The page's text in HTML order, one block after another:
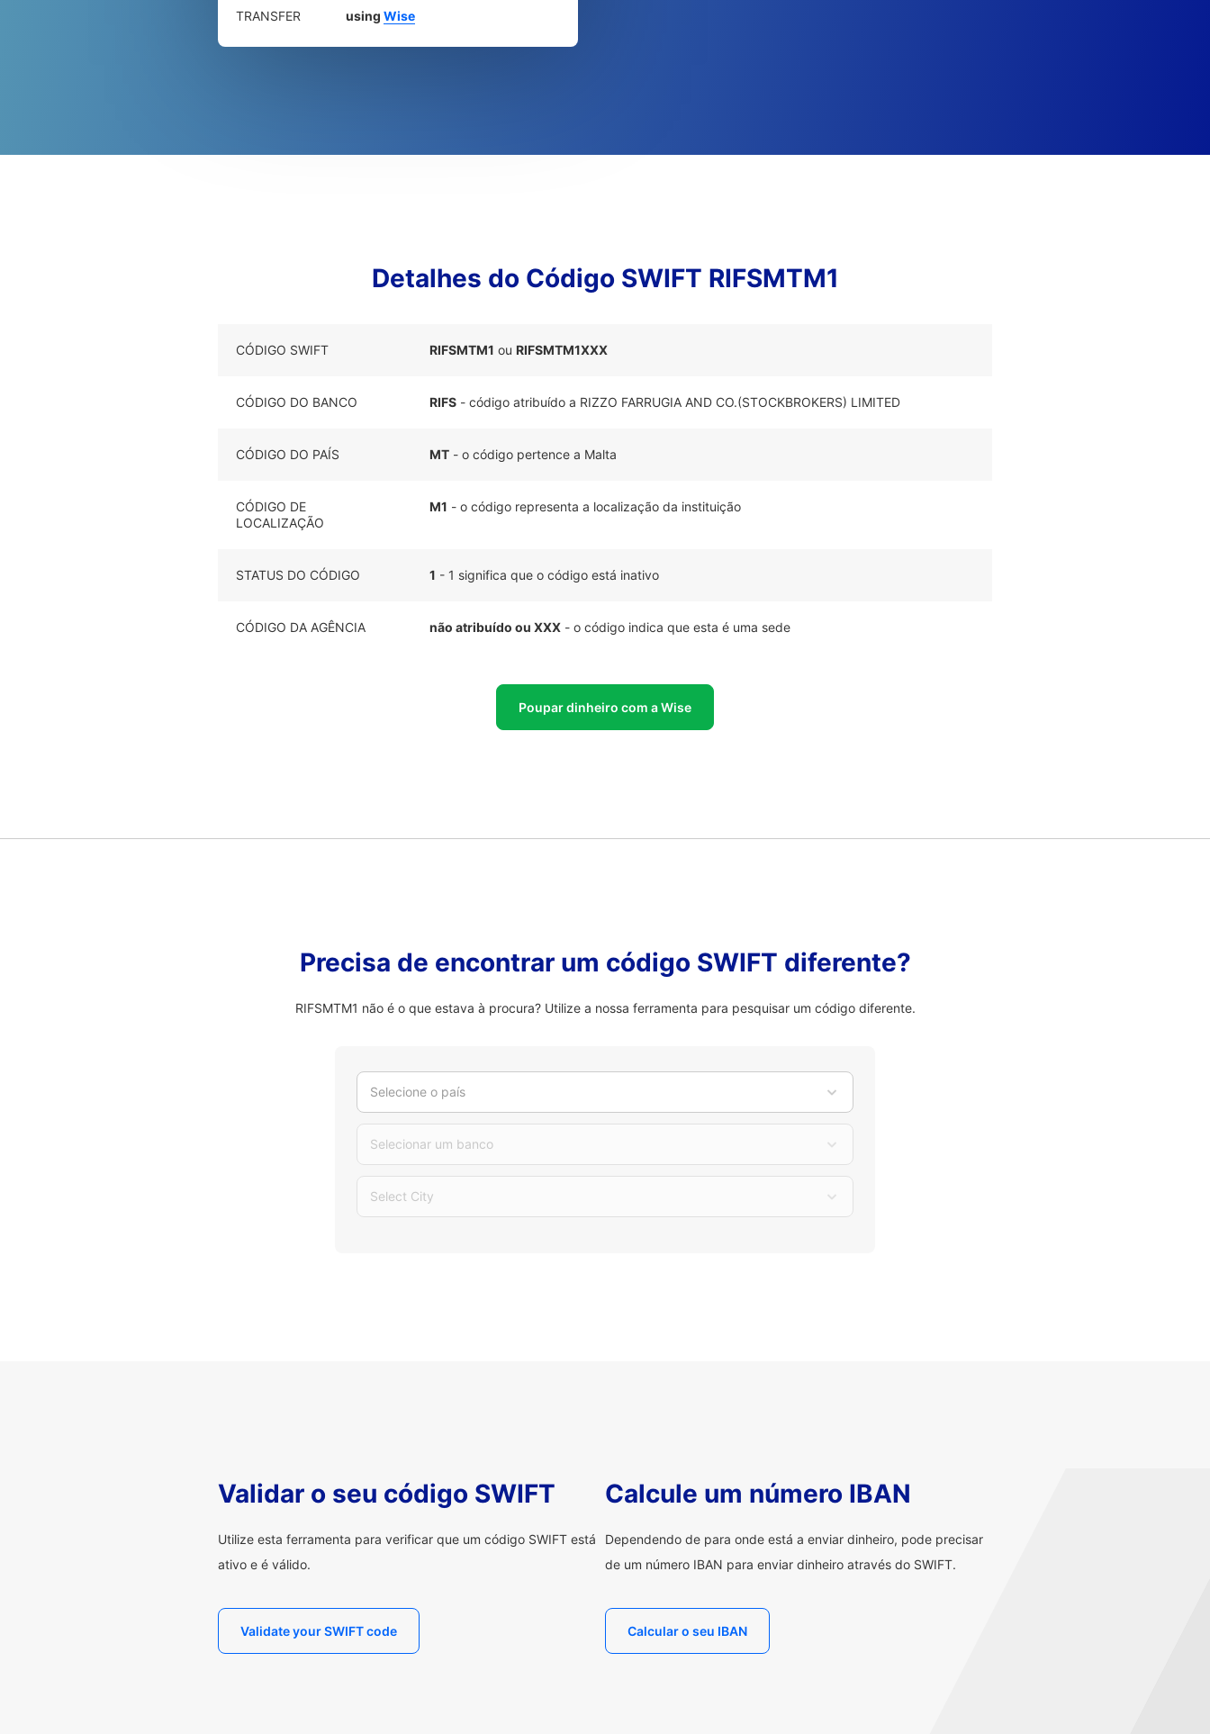
TRANSFER
using Wise
Detalhes do Código SWIFT RIFSMTM1
CÓDIGO SWIFT RIFSMTM1 ou RIFSMTM1XXX
CÓDIGO DO BANCO RIFS - código atribuído a RIZZO FARRUGIA AND CO.(STOCKBROKERS) LIMITED
CÓDIGO DO PAÍS MT - o código pertence a Malta
CÓDIGO DE
LOCALIZAÇÃO
M1 - o código representa a localização da instituição
STATUS DO CÓDIGO 1 - 1 significa que o código está inativo
CÓDIGO DA AGÊNCIA não atribuído ou XXX - o código indica que esta é uma sede
Poupar dinheiro com a Wise
Precisa de encontrar um código SWIFT diferente?
RIFSMTM1 não é o que estava à procura? Utilize a nossa ferramenta para pesquisar um código diferente.
Selecione o país
Selecionar um banco
Select City
Validar o seu código SWIFT
Utilize esta ferramenta para verificar que um código SWIFT está
ativo e é válido.
Validate your SWIFT code
Calcule um número IBAN
Dependendo de para onde está a enviar dinheiro, pode precisar
de um número IBAN para enviar dinheiro através do SWIFT.
Calcular o seu IBAN